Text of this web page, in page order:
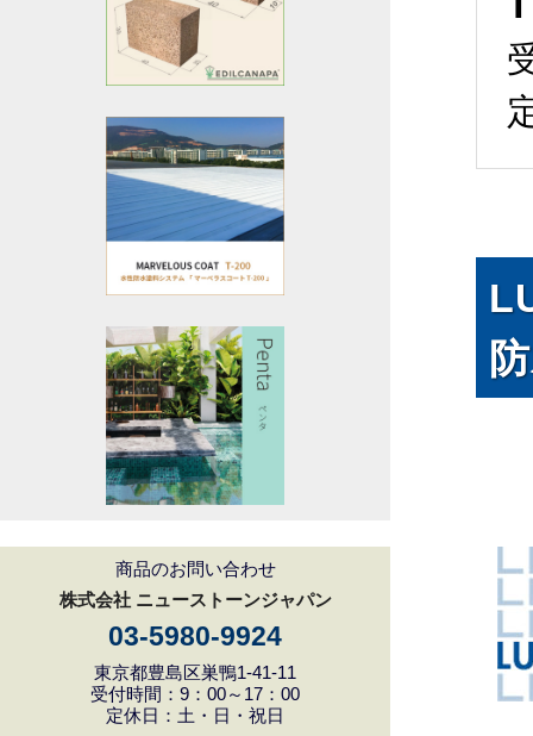
商品のお問い合わせ
株式会社 ニューストーンジャパン
03-5980-9924
東京都豊島区巣鴨1-41-11
受付時間：9：00～17：00
定休日：土・日・祝日